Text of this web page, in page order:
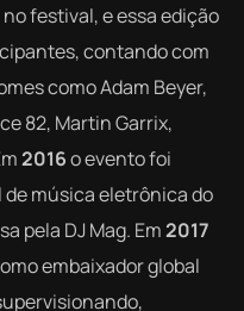
festival, e essa edição
contando com
como Adam Beyer,
82, Martin Garrix,
2016o evento foi
música eletrônica do
pela DJ Mag. Em2017
embaixador global